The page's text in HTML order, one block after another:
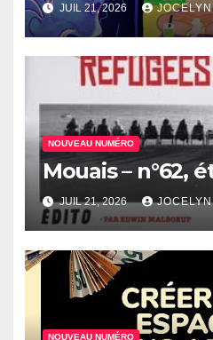
JUIL 21, 2026
NOUVEAU NUMÉRO
Mouais – n°62,
JUIL 21, 2026
NOUVEAU NUMÉRO